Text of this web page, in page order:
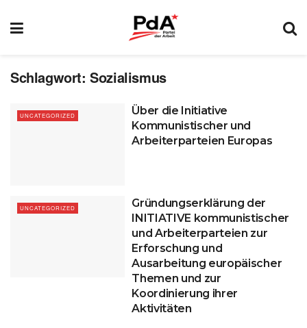
Schlagwort:Sozialismus
UNCATEGORIZED
Über die Initiative
Kommunistischer und
Arbeiterparteien Europas
UNCATEGORIZED
Gründungserklärung der
INITIATIVE kommunistischer
und Arbeiterparteien zur
Erforschung und
Ausarbeitung europäischer
Themen und zur
Koordinierung ihrer
Aktivitäten